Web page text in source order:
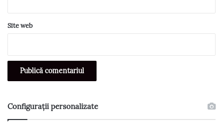
Site web
Configurații personalizate